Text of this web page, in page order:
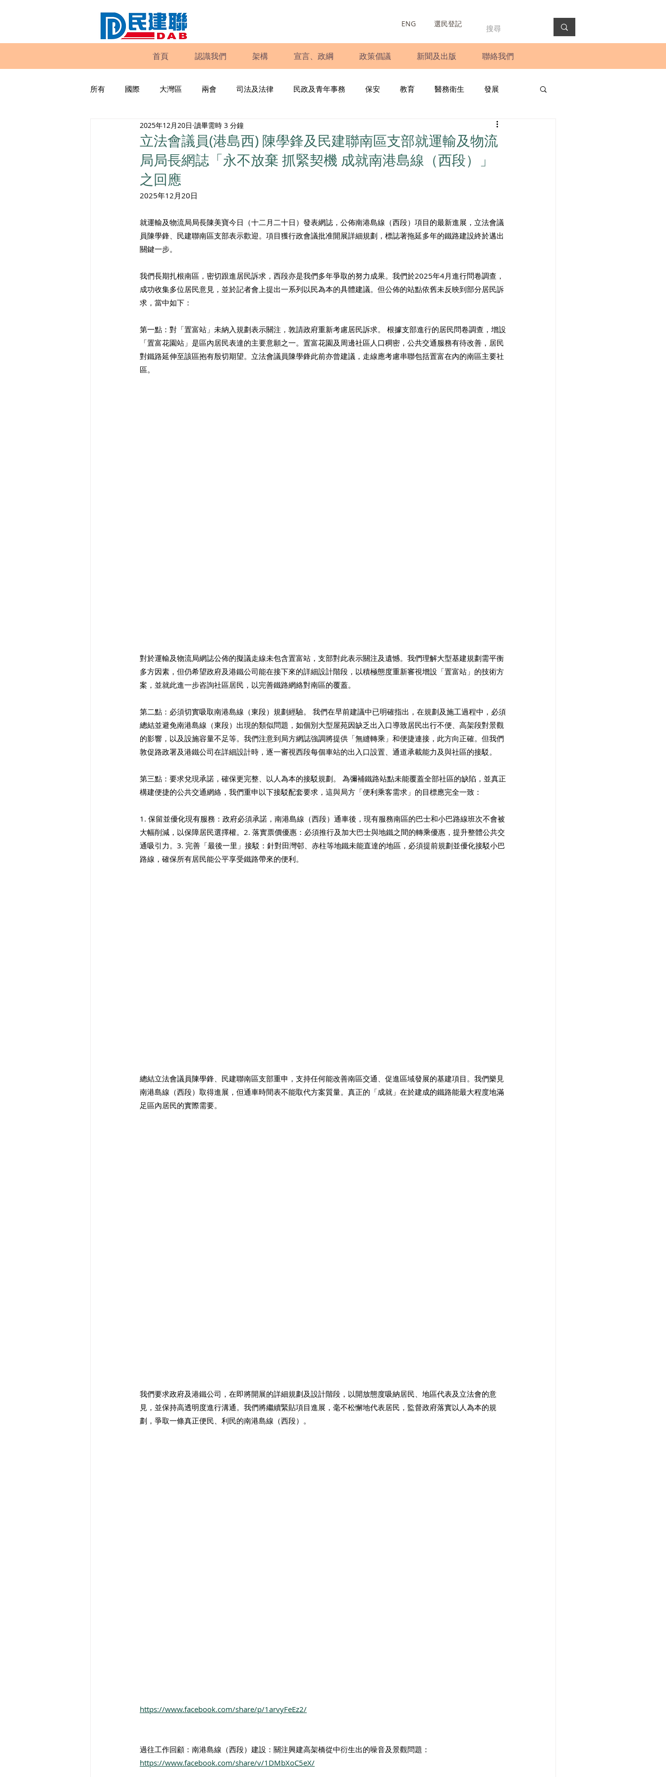
ENG 選民登記
首頁 認識我們 架構 宣言、政綱 政策倡議 新聞及出版 聯絡我們
所有 國際 大灣區 兩會 司法及法律 民政及青年事務 保安 教育 醫務衛生 發展
工商專業 家庭 圓桌會議
民建聯報告及建議書 調查 新冠肺炎 選舉 義工 民生 立法會 新聞稿
立法會議員(港島西) 陳學鋒及民建聯南區支部就運輸及物流
局局長網誌「永不放棄 抓緊契機 成就南港島線（西段）」
之回應
2025年12月20日 讀畢需時 3 分鐘
2025年12月20日
就運輸及物流局局長陳美寶今日（十二月二十日）發表網誌，公佈南港島線（西段）項目的最新進展，立法會議
員陳學鋒、民建聯南區支部表示歡迎。項目獲行政會議批准開展詳細規劃，標誌著拖延多年的鐵路建設終於邁出
關鍵一步。
我們長期扎根南區，密切跟進居民訴求，西段亦是我們多年爭取的努力成果。我們於2025年4月進行問卷調查，
成功收集多位居民意見，並於記者會上提出一系列以民為本的具體建議。但公佈的站點依舊未反映到部分居民訴
求，當中如下：
第一點：對「置富站」未納入規劃表示關注，敦請政府重新考慮居民訴求。 根據支部進行的居民問卷調查，增設
「置富花園站」是區內居民表達的主要意願之一。置富花園及周邊社區人口稠密，公共交通服務有待改善，居民
對鐵路延伸至該區抱有殷切期望。立法會議員陳學鋒此前亦曾建議，走線應考慮串聯包括置富在內的南區主要社
區。
對於運輸及物流局網誌公佈的擬議走線未包含置富站，支部對此表示關注及遺憾。我們理解大型基建規劃需平衡
多方因素，但仍希望政府及港鐵公司能在接下來的詳細設計階段，以積極態度重新審視增設「置富站」的技術方
案，並就此進一步咨詢社區居民，以完善鐵路網絡對南區的覆蓋。
第二點：必須切實吸取南港島線（東段）規劃經驗。 我們在早前建議中已明確指出，在規劃及施工過程中，必須
總結並避免南港島線（東段）出現的類似問題，如個別大型屋苑因缺乏出入口導致居民出行不便、高架段對景觀
的影響，以及設施容量不足等。我們注意到局方網誌強調將提供「無縫轉乘」和便捷連接，此方向正確。但我們
敦促路政署及港鐵公司在詳細設計時，逐一審視西段每個車站的出入口設置、通道承載能力及與社區的接駁。
第三點：要求兌現承諾，確保更完整、以人為本的接駁規劃。 為彌補鐵路站點未能覆蓋全部社區的缺陷，並真正
構建便捷的公共交通網絡，我們重申以下接駁配套要求，這與局方「便利乘客需求」的目標應完全一致：
1. 保留並優化現有服務：政府必須承諾，南港島線（西段）通車後，現有服務南區的巴士和小巴路線班次不會被
大幅削減，以保障居民選擇權。2. 落實票價優惠：必須推行及加大巴士與地鐵之間的轉乘優惠，提升整體公共交
通吸引力。3. 完善「最後一里」接駁：針對田灣邨、赤柱等地鐵未能直達的地區，必須提前規劃並優化接駁小巴
路線，確保所有居民能公平享受鐵路帶來的便利。
總結立法會議員陳學鋒、民建聯南區支部重申，支持任何能改善南區交通、促進區域發展的基建項目。我們樂見
南港島線（西段）取得進展，但通車時間表不能取代方案質量。真正的「成就」在於建成的鐵路能最大程度地滿
足區內居民的實際需要。
我們要求政府及港鐵公司，在即將開展的詳細規劃及設計階段，以開放態度吸納居民、地區代表及立法會的意
見，並保持高透明度進行溝通。我們將繼續緊貼項目進展，毫不松懈地代表居民，監督政府落實以人為本的規
劃，爭取一條真正便民、利民的南港島線（西段）。
https://www.facebook.com/share/p/1arvyFeEz2/
過往工作回顧：南港島線（西段）建設：關注興建高架橋從中衍生出的噪音及景觀問題：
https://www.facebook.com/share/v/1DMbXoC5eX/